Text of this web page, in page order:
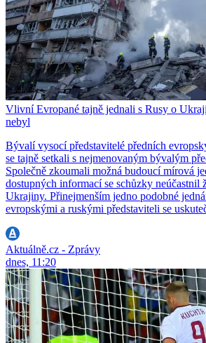
Vlivní Evropané tajně jednali s Rusy o
nebyl
Bývalí vysocí představitelé předních
se tajně setkali s nejmenovaným bývalým
Společně zkoumali možná budoucí mírová
dostupných informací se schůzky neúčastnil
Ukrajiny. Přinejmenším jedno podobné
evropskými a ruskými představiteli se
Aktuálně.cz - Zprávy
dnes, 11:20